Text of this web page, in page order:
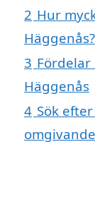
2 Hur
Häggenås?
3
Häggenås
4 Sök